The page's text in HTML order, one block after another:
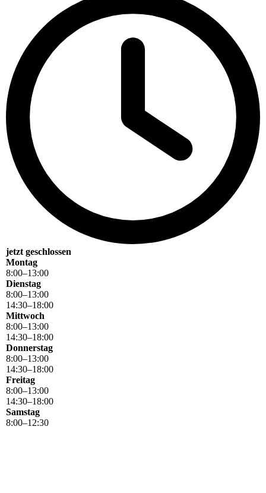
jetzt geschlossen
Montag
8:00–13:00
Dienstag
8:00–13:00
14:30–18:00
Mittwoch
8:00–13:00
14:30–18:00
Donnerstag
8:00–13:00
14:30–18:00
Freitag
8:00–13:00
14:30–18:00
Samstag
8:00–12:30